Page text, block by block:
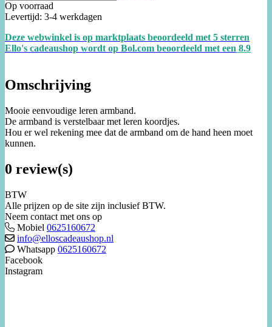
Op voorraad
Levertijd: 3-4 werkdagen
Deze webwinkel is op marktplaats beoordeeld met 5 sterren
Ello's cadeaushop wordt op Bol.com beoordeeld met een 8.9
Omschrijving
Mooie eenvoudige leren armband.
De armband is verstelbaar met leren koordjes.
Hou er wel rekening mee dat de armband om de hand heen moet
kunnen.
0 review(s)
BTW
Alle prijzen op de site zijn inclusief BTW.
Neem contact met ons op
Mobiel 0625160672
info@elloscadeaushop.nl
Whatsapp 0625160672
Facebook
Instagram